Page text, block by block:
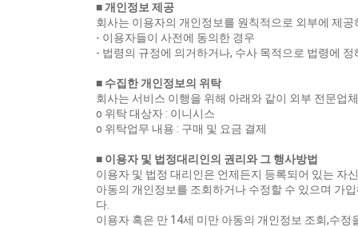
■ 개인정보 제공
회사는 이용자의 개인정보를 원칙적으로 외부에 제
- 이용자들이 사전에 동의한 경우
- 법령의 규정에 의거하거나, 수사 목적으로 법령에
■ 수집한 개인정보의 위탁
회사는 서비스 이행을 위해 아래와 같이 외부 전문업
ο 위탁 대상자 : 이니시스
ο 위탁업무 내용 : 구매 및 요금 결제
■ 이용자 및 법정대리인의 권리와 그 행사방법
이용자 및 법정 대리인은 언제든지 등록되어 있는 자
아동의 개인정보를 조회하거나 수정할 수 있으며 가
다.
이용자 혹은 만 14세 미만 아동의 개인정보 조회,수정